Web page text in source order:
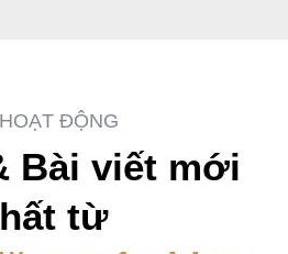
HOẠT ĐỘNG
Bài viết mới
từ